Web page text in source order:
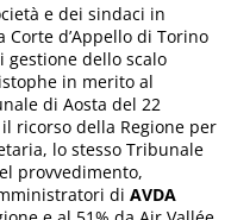
e dei sindaci in
d’Appello di Torino
gestione dello scalo
in merito al
di Aosta del 22
ricorso della Regione per
lo stesso Tribunale
provvedimento,
diAVDA